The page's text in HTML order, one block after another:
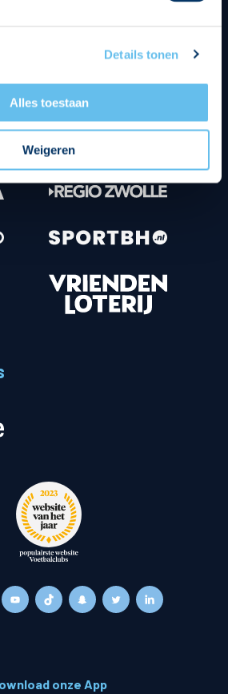
Details tonen
Alles toestaan
Weigeren
onze App